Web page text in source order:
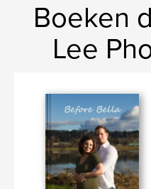
Boeken
Lee